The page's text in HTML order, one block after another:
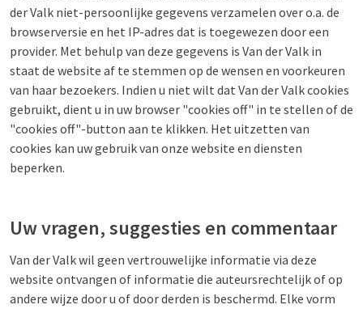
der Valk niet-persoonlijke gegevens verzamelen over o.a. de
browserversie en het IP-adres dat is toegewezen door een
provider. Met behulp van deze gegevens is Van der Valk in
staat de website af te stemmen op de wensen en voorkeuren
van haar bezoekers. Indien u niet wilt dat Van der Valk cookies
gebruikt, dient u in uw browser "cookies off" in te stellen of de
"cookies off"-button aan te klikken. Het uitzetten van
cookies kan uw gebruik van onze website en diensten
beperken.
Uw vragen, suggesties en commentaar
Van der Valk wil geen vertrouwelijke informatie via deze
website ontvangen of informatie die auteursrechtelijk of op
andere wijze door u of door derden is beschermd. Elke vorm